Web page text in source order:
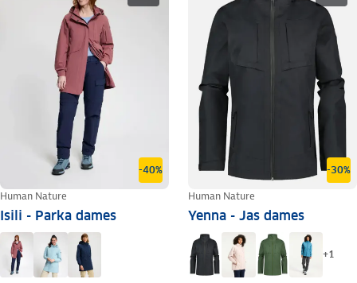
-40%
Human Nature
Isili - Parka dames
-30%
Human Nature
Yenna - Jas dames
+1